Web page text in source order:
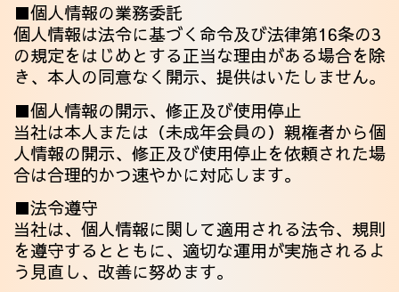
■個人情報の業務委託
個人情報は法令に基づく命令及び法律第16条の3
の規定をはじめとする正当な理由がある場合を除
き、本人の同意なく開示、提供はいたしません。
■個人情報の開示、修正及び使用停止
当社は本人または（未成年会員の）親権者から個
人情報の開示、修正及び使用停止を依頼された場
合は合理的かつ速やかに対応します。
■法令遵守
当社は、個人情報に関して適用される法令、規則
を遵守するとともに、適切な運用が実施されるよ
う見直し、改善に努めます。